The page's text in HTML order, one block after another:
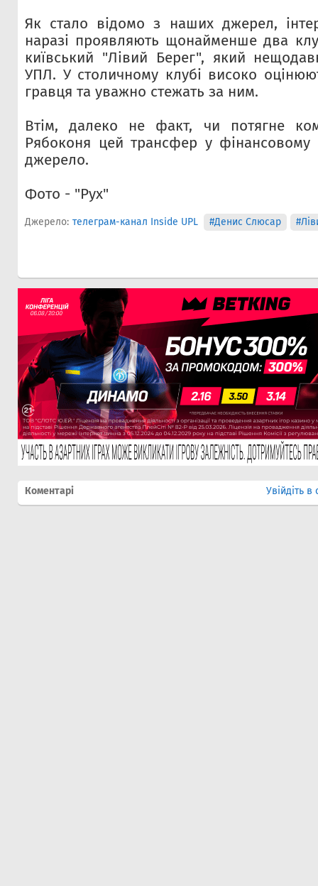
Як стало відомо з наших джерел,
наразі проявляють щонайменше два
київський "Лівий Берег", який
УПЛ. У столичному клубі високо
гравця та уважно стежать за ним.
Втім, далеко не факт, чи потягне
Рябоконя цей трансфер у фінансовому
джерело.
Фото - "Рух"
Джерело: телеграм-канал Inside UPL #Денис Слюсар
Коментарі Увійдіть в